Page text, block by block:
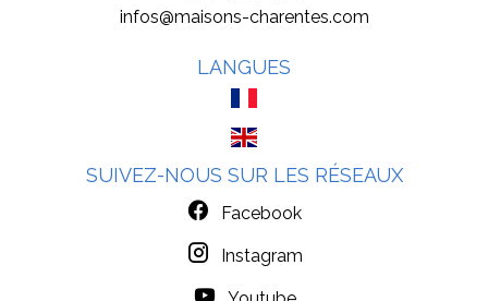
infos@maisons-charentes.com
LANGUES
SUIVEZ-NOUS SUR LES RÉSEAUX
Facebook
Instagram